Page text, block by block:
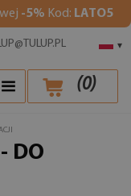
-5% Kod: LATO5
▾
(0)
DO